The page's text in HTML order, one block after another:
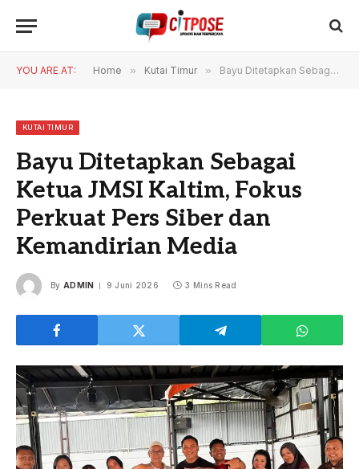
YOU ARE AT: Home » Kutai Timur » Bayu Ditetapkan Sebagai Ketua JMSI Kaltim, Fokus Perkuat Pers Siber dan Kemandirian Media
KUTAI TIMUR
Bayu Ditetapkan Sebagai
Ketua JMSI Kaltim, Fokus
Perkuat Pers Siber dan
Kemandirian Media
By ADMIN 9 Juni 2026 3 Mins Read